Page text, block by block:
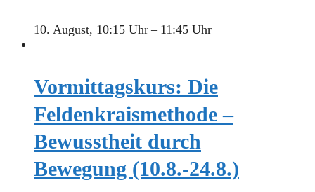
10. August, 10:15 Uhr– 11:45 Uhr
Vormittagskurs: Die
Feldenkraismethode –
Bewusstheit durch
Bewegung (10.8.-24.8.)